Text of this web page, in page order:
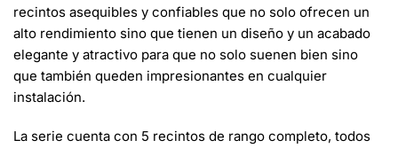
recintos asequibles y confiables que no solo ofrecen un
alto rendimiento sino que tienen un diseño y un acabado
elegante y atractivo para que no solo suenen bien sino
que también queden impresionantes en cualquier
instalación.
La serie cuenta con 5 recintos de rango completo, todos